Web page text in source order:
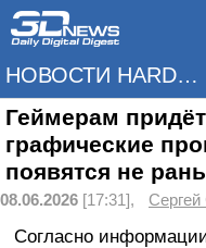
НОВОСТИ HARDWARE
Геймерам
графические
появятся не
08.06.2026 [17:31], Сергей
Согласно